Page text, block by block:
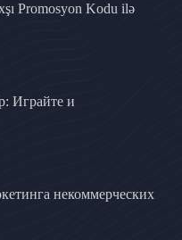
Promosyon Kodu ilə
Играйте и
некоммерческих